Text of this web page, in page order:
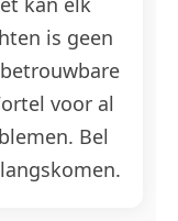
is geen
voor al
Bel